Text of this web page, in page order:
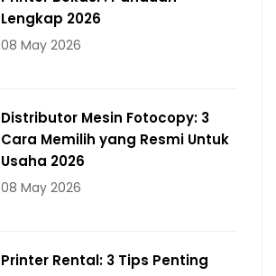
Lengkap 2026
08 May 2026
Distributor Mesin Fotocopy: 3
Cara Memilih yang Resmi Untuk
Usaha 2026
08 May 2026
Printer Rental: 3 Tips Penting